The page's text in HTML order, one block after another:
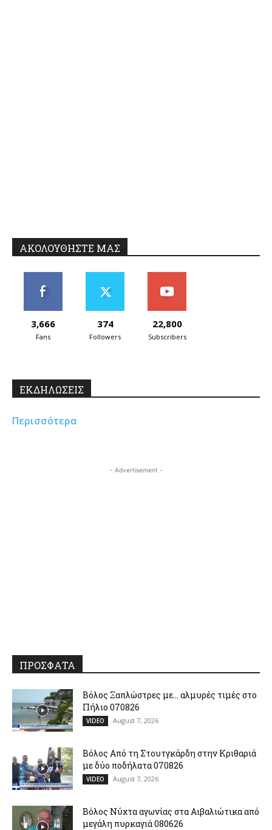
ΑΚΟΛΟΥΘΗΣΤΕ ΜΑΣ
3,666
Fans
374
Followers
22,800
Subscribers
ΕΚΔΗΛΩΣΕΙΣ
Περισσότερα
- Advertisement -
ΠΡΟΣΦΑΤΑ
Βόλος Ξαπλώστρες με… αλμυρές τιμές στο
Πήλιο 070826
VIDEO August 7, 2026
Βόλος Από τη Στουτγκάρδη στην Κριθαριά
με δύο ποδήλατα 070826
VIDEO August 7, 2026
Βόλος Νύχτα αγωνίας στα Αιβαλιώτικα από
μεγάλη πυρκαγιά 080626